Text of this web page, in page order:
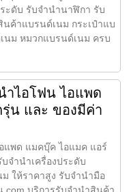
ะดับ รับจำนำนาฬิกา รับ
นค้าแบรนด์เนม กระเป๋าแบ
นม หมวกแบรนด์เนม ครบ
ำไอโฟน ไอแพด
น และ ของมีค่า
แพด แมคบุ๊ค ไอแมค แอร์
จำนำเครื่องประดับ
ให้ราคาสูง รับจำนำมือ
บริการรับจำนำสินค้า